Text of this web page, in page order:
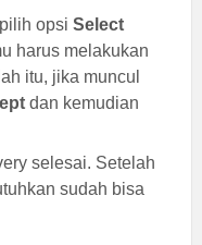
opsi Select
harus melakukan
itu, jika muncul
dan kemudian
selesai. Setelah
sudah bisa